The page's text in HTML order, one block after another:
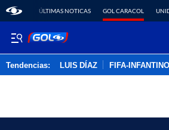
ÚLTIMAS NOTICAS GOL CARACOL
Tendencias: LUIS DÍAZ FIFA-INFANTINO